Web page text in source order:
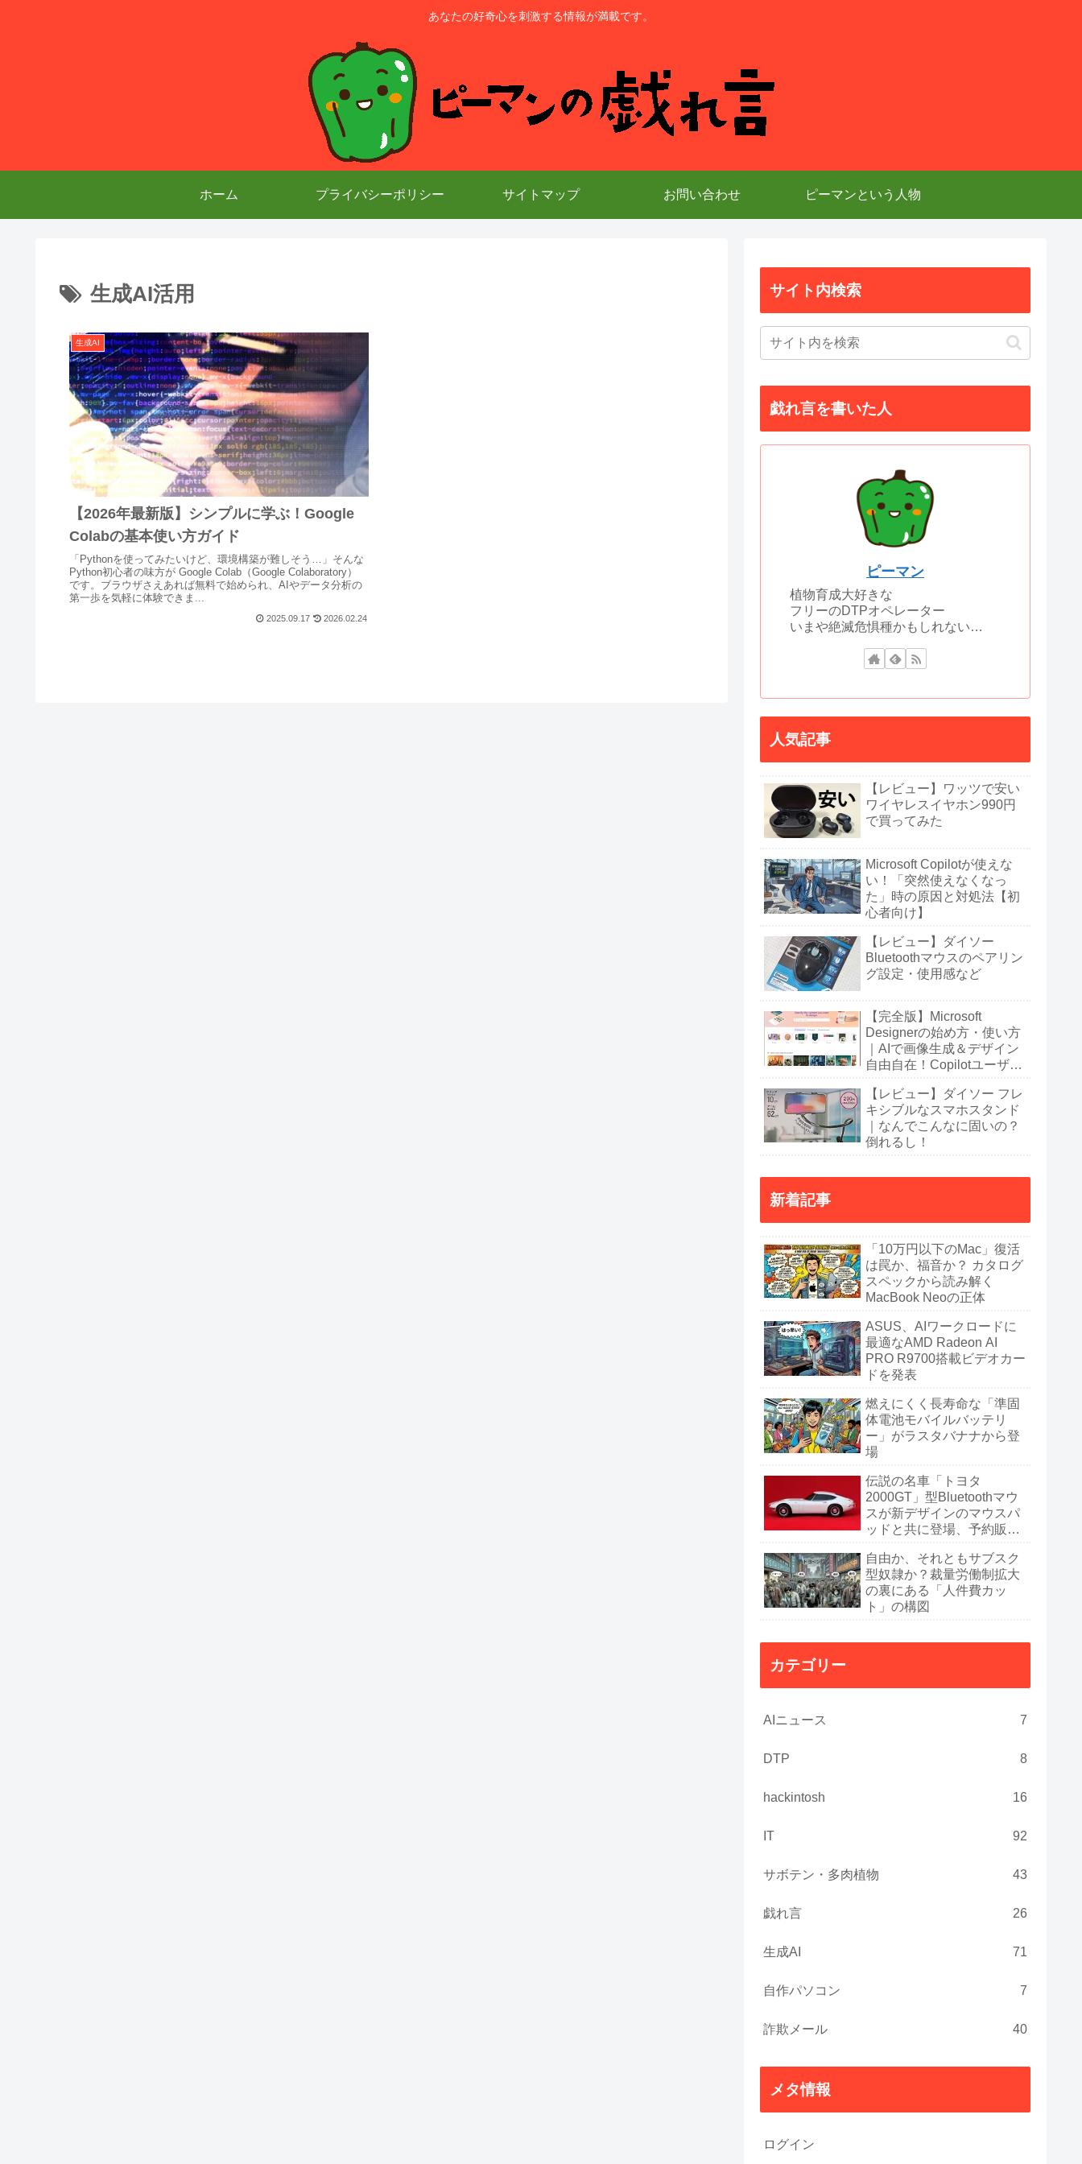
あなたの好奇心を刺激する情報が満載です。
ホーム プライバシーポリシー サイトマップ お問い合わせ ピーマンという人物
生成AI活用
生成AI
【2026年最新版】シンプルに学ぶ！Google
Colabの基本使い方ガイド
「Pythonを使ってみたいけど、環境構築が難しそう…」そんな
Python初心者の味方が Google Colab（Google Colaboratory）
です。ブラウザさえあれば無料で始められ、AIやデータ分析の
第一歩を気軽に体験できま...
2025.09.17 2026.02.24
サイト内検索
戯れ言を書いた人
ピーマン
植物育成大好きな
フリーのDTPオペレーター
いまや絶滅危惧種かもしれない…
人気記事
【レビュー】ワッツで安い
ワイヤレスイヤホン990円
で買ってみた
Microsoft Copilotが使えな
い！「突然使えなくなっ
た」時の原因と対処法【初
心者向け】
【レビュー】ダイソー
Bluetoothマウスのペアリン
グ設定・使用感など
【完全版】Microsoft
Designerの始め方・使い方
｜AIで画像生成＆デザイン
自由自在！Copilotユーザー
【レビュー】ダイソー フレ
キシブルなスマホスタンド
｜なんでこんなに固いの？
倒れるし！
新着記事
「10万円以下のMac」復活
は罠か、福音か？ カタログ
スペックから読み解く
MacBook Neoの正体
ASUS、AIワークロードに
最適なAMD Radeon AI
PRO R9700搭載ビデオカー
ドを発表
燃えにくく長寿命な「準固
体電池モバイルバッテリ
ー」がラスタバナナから登
場
伝説の名車「トヨタ
2000GT」型Bluetoothマウ
スが新デザインのマウスパ
ッドと共に登場、予約販売
自由か、それともサブスク
型奴隷か？裁量労働制拡大
の裏にある「人件費カッ
ト」の構図
カテゴリー
AIニュース 7
DTP 8
hackintosh 16
IT 92
サボテン・多肉植物 43
戯れ言 26
生成AI 71
自作パソコン 7
詐欺メール 40
メタ情報
ログイン